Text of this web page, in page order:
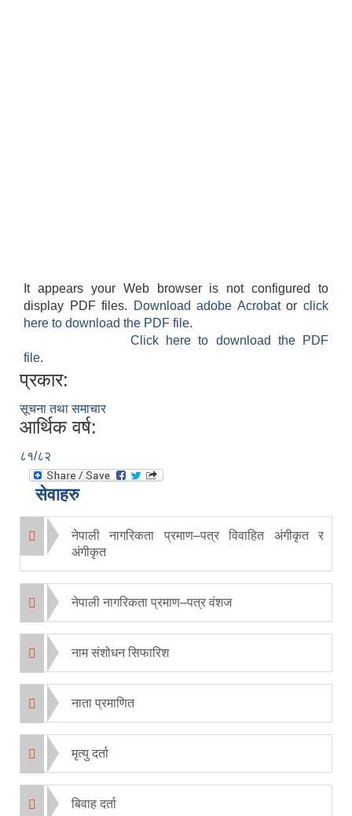
It appears your Web browser is not configured to
display PDF files.
Download adobe Acrobatorclick
here to download the PDF file.
Click here to download the PDF
file.
प्रकार:
सूचना तथा समाचार
आर्थिक वर्ष:
८१/८२
सेवाहरु
नेपाली नागरिकता प्रमाण–पत्र विवाहित अंगीकृत र
अंगीकृत
नेपाली नागरिकता प्रमाण–पत्र वंशज
नाम संशोधन सिफारिश
नाता प्रमाणित
मृत्यु दर्ता
बिवाह दर्ता